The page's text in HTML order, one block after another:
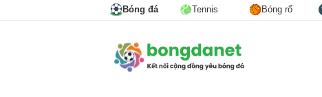
Bóng đá Tennis Bóng rổ